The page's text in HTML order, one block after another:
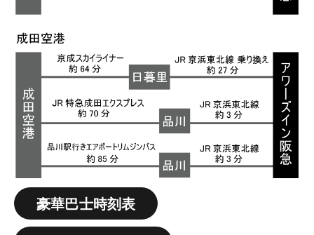
豪華巴士時刻表